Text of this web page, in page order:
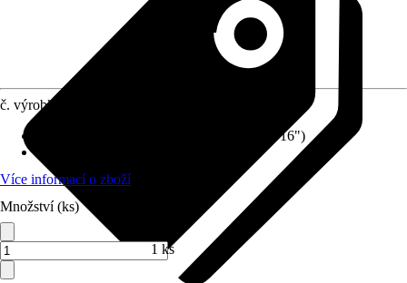
č. výrobku
13 mm (1/2"), 4,6 mm (3/16")
Více informací o zboží
Množství (ks)
1 ks